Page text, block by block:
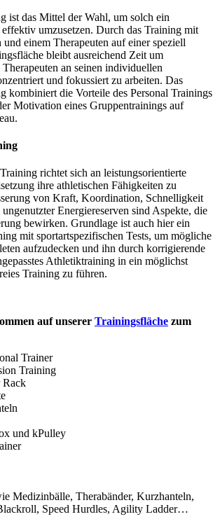
ist das Mittel der Wahl, um solch ein
umzusetzen. Durch das Training mit
und einem Therapeuten auf einer speziell
bleibt ausreichend Zeit um
an seinen individuellen
und fokussiert zu arbeiten. Das
kombiniert die Vorteile des Personal Trainings
Motivation eines Gruppentrainings auf
richtet sich an leistungsorientierte
ihre athletischen Fähigkeiten zu
von Kraft, Koordination, Schnelligkeit
Energiereserven sind Aspekte, die
bewirken. Grundlage ist auch hier ein
mit sportartspezifischen Tests, um mögliche
aufzudecken und ihn durch korrigierende
Athletiktraining in ein möglichst
Training zu führen.
auf unserer Trainingsfläche zum
Trainer
Training
Rack
und kPulley
Medizinbälle, Therabänder, Kurzhanteln,
Speed Hurdles, Agility Ladder…